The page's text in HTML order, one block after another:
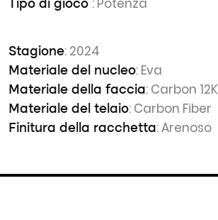
Tipo di gioco : Potenza
Stagione: 2024
Materiale del nucleo: Eva
Materiale della faccia: Carbon 12K
Materiale del telaio: Carbon Fiber
Finitura della racchetta: Arenoso